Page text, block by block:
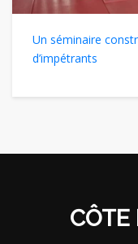
Un séminaire
d’impétrants
CÔTE